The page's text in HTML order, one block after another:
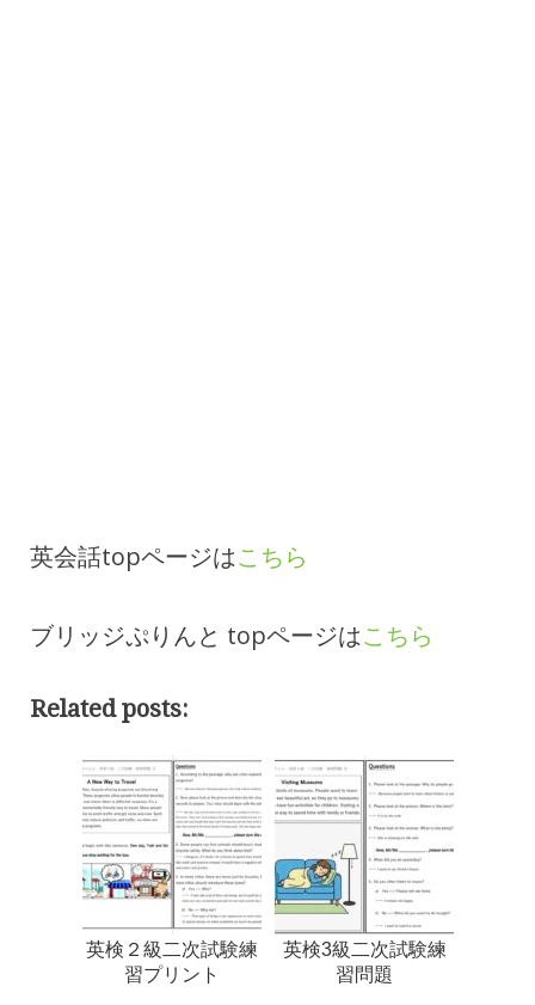
英会話topページはこちら
ブリッジぷりんと topページはこちら
Related posts:
英検２級二次試験練
習プリント
英検3級二次試験練
習問題